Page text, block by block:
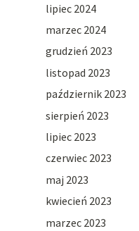
lipiec 2024
marzec 2024
grudzień 2023
listopad 2023
październik 2023
sierpień 2023
lipiec 2023
czerwiec 2023
maj 2023
kwiecień 2023
marzec 2023